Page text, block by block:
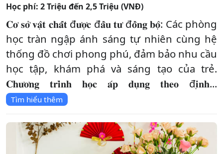
Học phí: 2 Triệu đến 2,5 Triệu (VNĐ)
𝐂𝐨̛ 𝐬𝐨̛̉ 𝐯𝐚̣̂𝐭 𝐜𝐡𝐚̂́𝐭 đ𝐮̛𝐨̛̣𝐜 đ𝐚̂̀𝐮 𝐭𝐮̛ đ𝐨̂̀𝐧𝐠 𝐛𝐨̣̂: Các phòng
học tràn ngập ánh sáng tự nhiên cùng hệ
thống đồ chơi phong phú, đảm bảo nhu cầu
học tập, khám phá và sáng tạo của trẻ.
𝐂𝐡𝐮̛𝐨̛𝐧𝐠 𝐭𝐫𝐢̀𝐧𝐡 𝐡𝐨̣𝐜 𝐚́𝐩 𝐝𝐮̣𝐧𝐠 𝐭𝐡𝐞𝐨 đ𝐢̣𝐧𝐡...
Tìm hiểu thêm